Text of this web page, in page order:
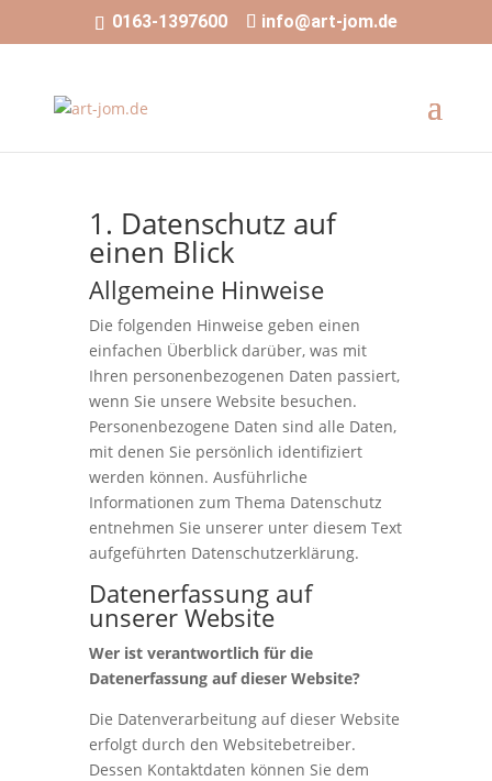
0163-1397600 info@art-jom.de
1. Datenschutz auf
einen Blick
Allgemeine Hinweise
Die folgenden Hinweise geben einen
einfachen Überblick darüber, was mit
Ihren personenbezogenen Daten passiert,
wenn Sie unsere Website besuchen.
Personenbezogene Daten sind alle Daten,
mit denen Sie persönlich identifiziert
werden können. Ausführliche
Informationen zum Thema Datenschutz
entnehmen Sie unserer unter diesem Text
aufgeführten Datenschutzerklärung.
Datenerfassung auf
unserer Website
Wer ist verantwortlich für die
Datenerfassung auf dieser Website?
Die Datenverarbeitung auf dieser Website
erfolgt durch den Websitebetreiber.
Dessen Kontaktdaten können Sie dem